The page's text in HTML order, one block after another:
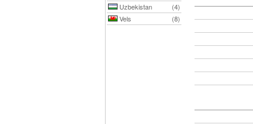
Uzbekistan
(4)
Vels
(8)